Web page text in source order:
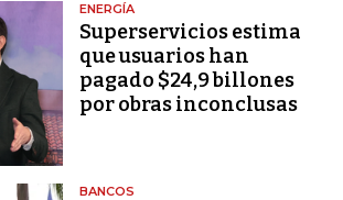
ENERGÍA
Superservicios estima
que usuarios han
pagado $24,9 billones
por obras inconclusas
BANCOS